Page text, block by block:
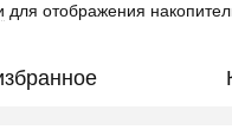
для отображения